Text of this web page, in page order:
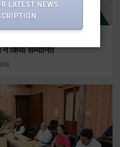
के पदक विजेताओं और
ने किया सम्मानित
LATEST NEWS